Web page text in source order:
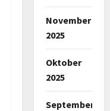
November
2025
Oktober
2025
September